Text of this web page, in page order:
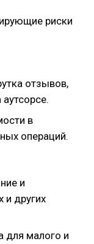
риски
отзывов,
в
операций.
и
и других
для малого и